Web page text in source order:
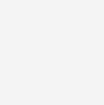
„der goldene